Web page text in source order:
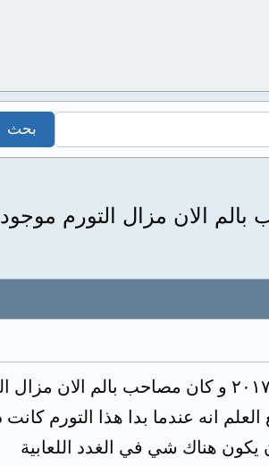
اليسار منذ ٢٠١٧ وكان مصاحب بالم الان
اعاني من تورم في الفك من جهة اليسار منذ ٢٠١٧ و
انه عندما بدا هذا التورم
هناك شي في الغدد اللعابية